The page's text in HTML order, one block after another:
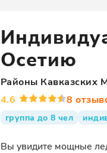
Осетию
Районы Кавказских
4.6
8
группа до 8 чел
Вы увидите мощные